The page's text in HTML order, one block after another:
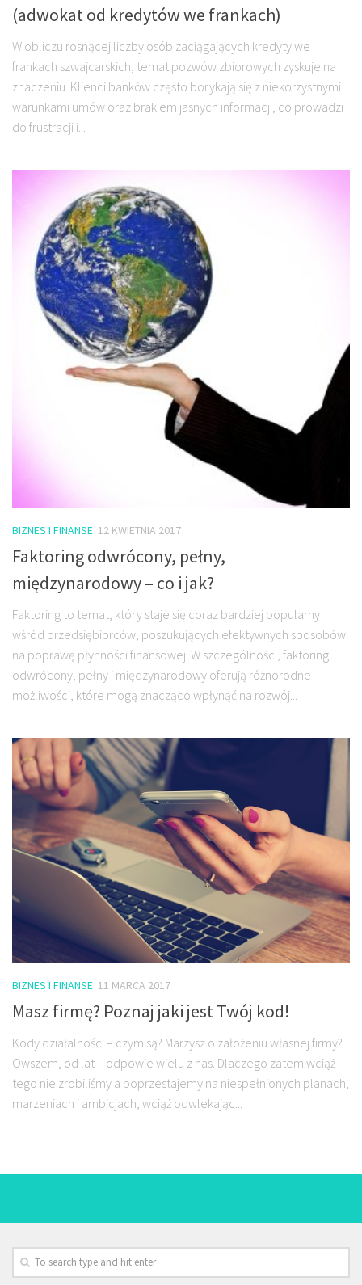
(adwokat od kredytów we frankach)
W obliczu rosnącej liczby osób zaciągających kredyty we
frankach szwajcarskich, temat pozwów zbiorowych zyskuje na
znaczeniu. Klienci banków często borykają się z niekorzystnymi
warunkami umów oraz brakiem jasnych informacji, co prowadzi
do frustracji i...
BIZNES I FINANSE 12 KWIETNIA 2017
Faktoring odwrócony, pełny,
międzynarodowy – co i jak?
Faktoring to temat, który staje się coraz bardziej popularny
wśród przedsiębiorców, poszukujących efektywnych sposobów
na poprawę płynności finansowej. W szczególności, faktoring
odwrócony, pełny i międzynarodowy oferują różnorodne
możliwości, które mogą znacząco wpłynąć na rozwój...
BIZNES I FINANSE 11 MARCA 2017
Masz firmę? Poznaj jaki jest Twój kod!
Kody działalności – czym są? Marzysz o założeniu własnej firmy?
Owszem, od lat – odpowie wielu z nas. Dlaczego zatem wciąż
tego nie zrobiliśmy a poprzestajemy na niespełnionych planach,
marzeniach i ambicjach, wciąż odwlekając...